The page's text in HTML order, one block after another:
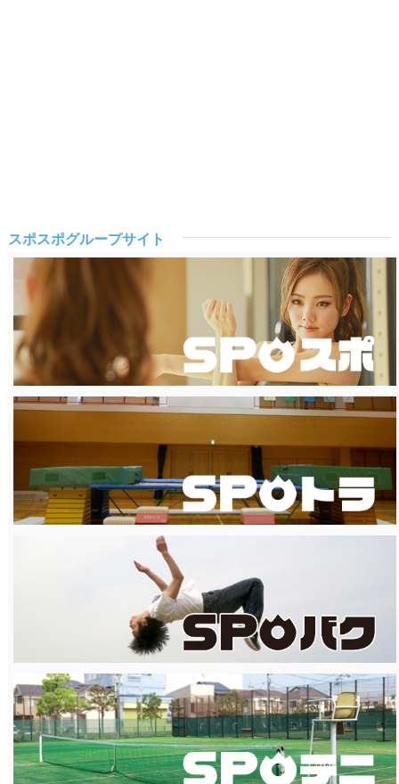
スポスポグループサイト